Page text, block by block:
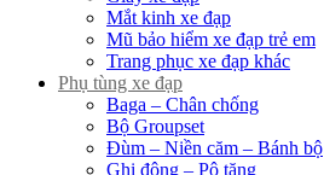
Mắt kinh xe đạp
Mũ bảo hiểm xe đạp trẻ em
Trang phục xe đạp khác
Phụ tùng xe đạp
Baga – Chân chống
Bộ Groupset
Đùm – Niền căm – Bánh bộ
Ghi đông – Pô tăng